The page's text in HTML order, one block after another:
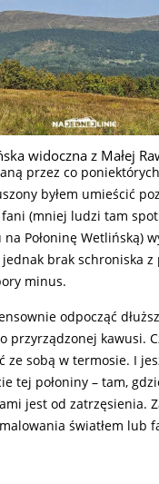
widoczna z Małej
przez co
byłem umieścić
(mniej ludzi tam
Połoninę Wetlińską)
brak schroniska z
minus.
odpocząć
przyrządzonej kawusi.
ze sobą w termosie. I
tej połoniny – tam,
jest od zatrzęsienia.
światłem lub